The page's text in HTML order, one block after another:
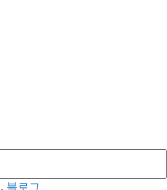
, 블로그